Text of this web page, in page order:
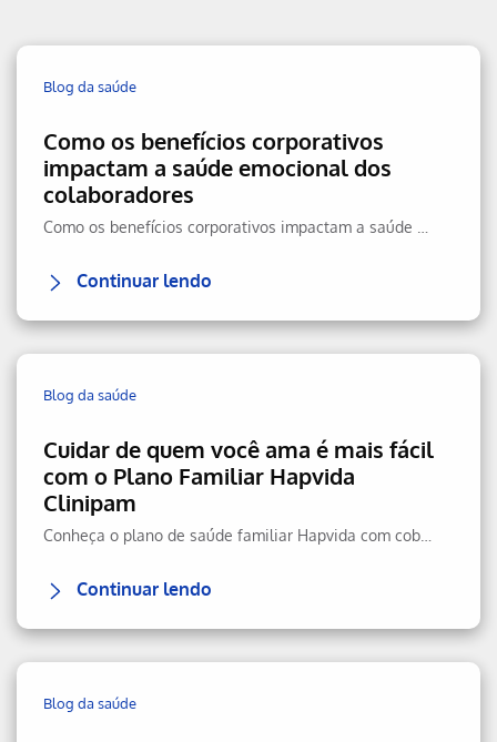
Blog da saúde
Como os benefícios corporativos
impactam a saúde emocional dos
colaboradores
Continuar lendo
Blog da saúde
Cuidar de quem você ama é mais fácil
com o Plano Familiar Hapvida
Clinipam
Continuar lendo
Blog da saúde